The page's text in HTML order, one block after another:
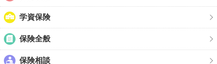
学資保険
保険全般
保険相談